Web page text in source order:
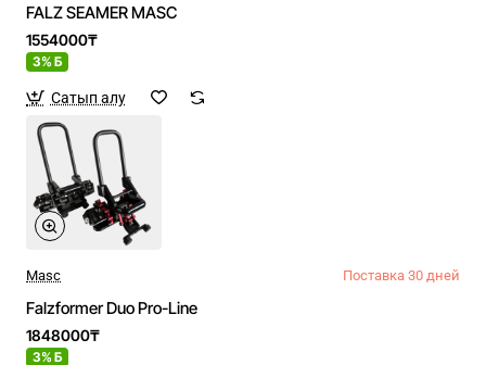
FALZ SEAMER MASC
1554000₸
3% Б
Сатып алу
Masc Поставка 30 дней
Falzformer Duo Pro-Line
1848000₸
3% Б